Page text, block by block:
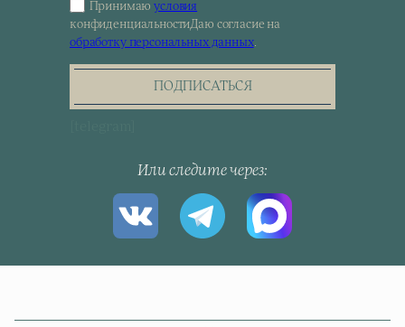
Sign
up
for
the
Принимаюусловия
конфиденциальностиДаю согласие на
обработку персональных данных.
ПОДПИСАТЬСЯ
Или следите через